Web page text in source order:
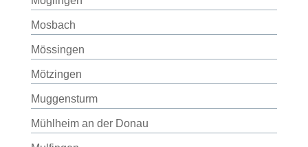
Mosbach
Mössingen
Mötzingen
Muggensturm
Mühlheim an der Donau